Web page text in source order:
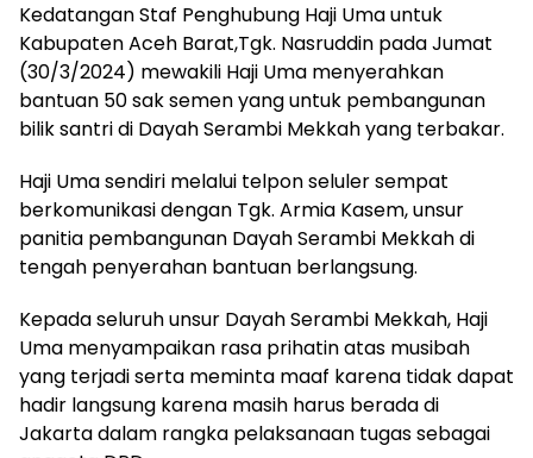
Kedatangan Staf Penghubung Haji Uma untuk
Kabupaten Aceh Barat,Tgk. Nasruddin pada Jumat
(30/3/2024) mewakili Haji Uma menyerahkan
bantuan 50 sak semen yang untuk pembangunan
bilik santri di Dayah Serambi Mekkah yang terbakar.
Haji Uma sendiri melalui telpon seluler sempat
berkomunikasi dengan Tgk. Armia Kasem, unsur
panitia pembangunan Dayah Serambi Mekkah di
tengah penyerahan bantuan berlangsung.
Kepada seluruh unsur Dayah Serambi Mekkah, Haji
Uma menyampaikan rasa prihatin atas musibah
yang terjadi serta meminta maaf karena tidak dapat
hadir langsung karena masih harus berada di
Jakarta dalam rangka pelaksanaan tugas sebagai